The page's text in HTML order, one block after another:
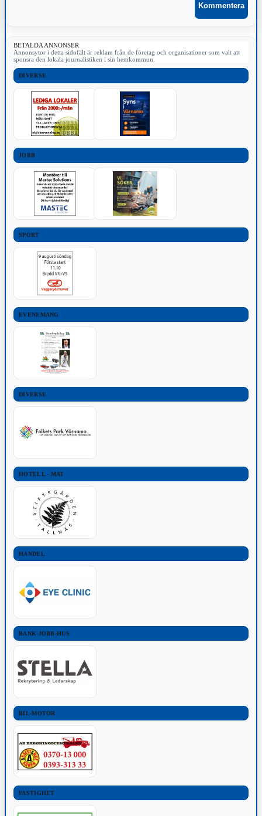
BETALDA ANNONSER
Annonsytor i detta sidofält är reklam från de företag och organisationer som valt att
sponsra den lokala journalistiken i sin hemkommun.
DIVERSE
JOBB
SPORT
EVENEMANG
DIVERSE
HOTELL - MAT
HANDEL
BANK-JOBB-HUS
BIL-MOTOR
FASTIGHET